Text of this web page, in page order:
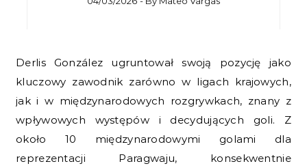
Derlis González ugruntował swoją pozycję jako
kluczowy zawodnik zarówno w ligach krajowych,
jak i w międzynarodowych rozgrywkach, znany z
wpływowych występów i decydujących goli. Z
około 10 międzynarodowymi golami dla
reprezentacji Paragwaju, konsekwentnie